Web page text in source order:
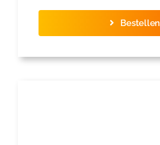
Bestellen